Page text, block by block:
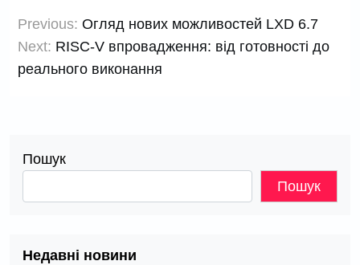
записів
Previous: Огляд нових можливостей LXD 6.7
Next: RISC-V впровадження: від готовності до
реального виконання
Пошук
Пошук
Недавні новини